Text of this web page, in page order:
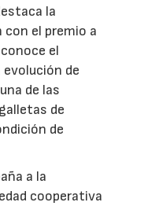
la
el premio a
el
de
de las
de
de
a la
cooperativa